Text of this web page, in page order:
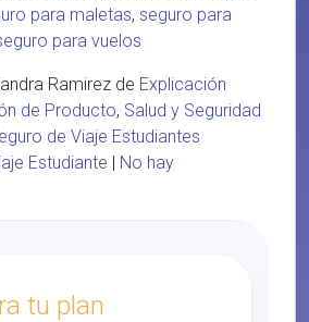
para maletas, seguro para
para vuelos
Ramirez de Explicación
de Producto, Salud y Seguridad
de Viaje Estudiantes
Estudiante | No hay
tu plan